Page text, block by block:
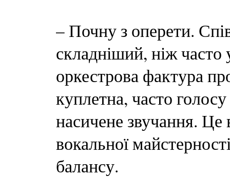
– Почну з оперети.
складніший, ніж
оркестрова фактура
куплетна, часто
насичене звучання. Це
вокальної
балансу.